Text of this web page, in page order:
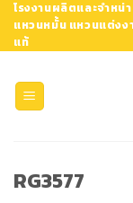
Skip
content
โรงงานผลิตและจำห
แหวนหมั้น แหวนแต่ง
แท้
RG3577